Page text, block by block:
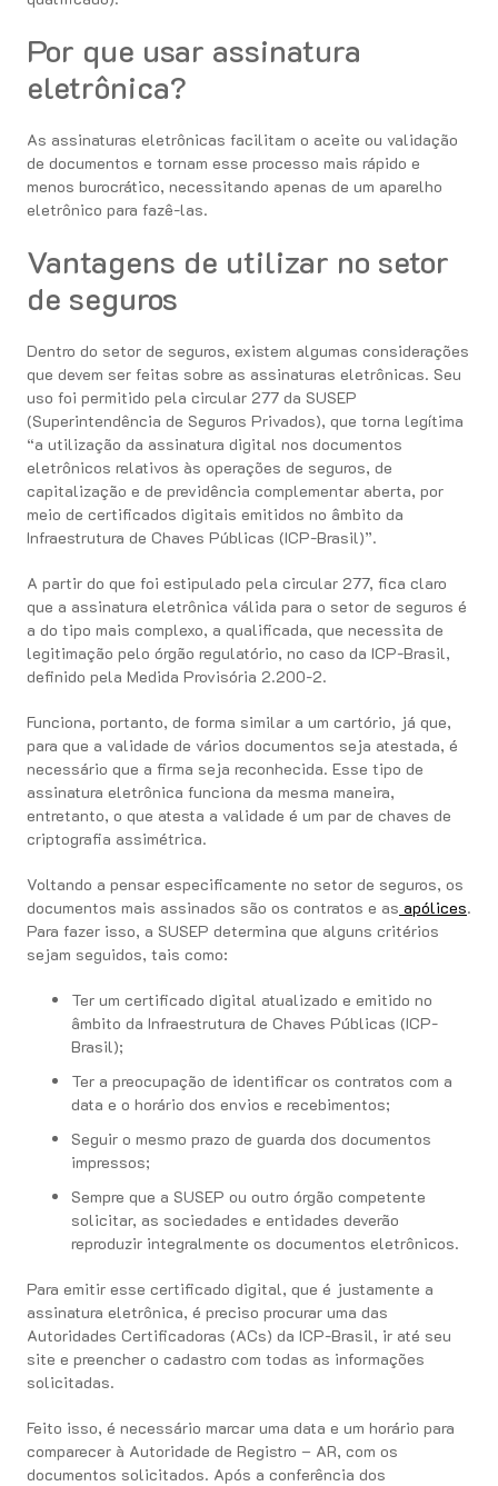
Por que usar assinatura
eletrônica?
As assinaturas eletrônicas facilitam o aceite ou validação
de documentos e tornam esse processo mais rápido e
menos burocrático, necessitando apenas de um aparelho
eletrônico para fazê-las.
Vantagens de utilizar no setor
de seguros
Dentro do setor de seguros, existem algumas considerações
que devem ser feitas sobre as assinaturas eletrônicas. Seu
uso foi permitido pela circular 277 da SUSEP
(Superintendência de Seguros Privados), que torna legítima
“a utilização da assinatura digital nos documentos
eletrônicos relativos às operações de seguros, de
capitalização e de previdência complementar aberta, por
meio de certificados digitais emitidos no âmbito da
Infraestrutura de Chaves Públicas (ICP-Brasil)”.
A partir do que foi estipulado pela circular 277, fica claro
que a assinatura eletrônica válida para o setor de seguros é
a do tipo mais complexo, a qualificada, que necessita de
legitimação pelo órgão regulatório, no caso da ICP-Brasil,
definido pela Medida Provisória 2.200-2.
Funciona, portanto, de forma similar a um cartório, já que,
para que a validade de vários documentos seja atestada, é
necessário que a firma seja reconhecida. Esse tipo de
assinatura eletrônica funciona da mesma maneira,
entretanto, o que atesta a validade é um par de chaves de
criptografia assimétrica.
Voltando a pensar especificamente no setor de seguros, os
documentos mais assinados são os contratos e as apólices.
Para fazer isso, a SUSEP determina que alguns critérios
sejam seguidos, tais como:
Ter um certificado digital atualizado e emitido no
âmbito da Infraestrutura de Chaves Públicas (ICP-
Brasil);
Ter a preocupação de identificar os contratos com a
data e o horário dos envios e recebimentos;
Seguir o mesmo prazo de guarda dos documentos
impressos;
Sempre que a SUSEP ou outro órgão competente
solicitar, as sociedades e entidades deverão
reproduzir integralmente os documentos eletrônicos.
Para emitir esse certificado digital, que é justamente a
assinatura eletrônica, é preciso procurar uma das
Autoridades Certificadoras (ACs) da ICP-Brasil, ir até seu
site e preencher o cadastro com todas as informações
solicitadas.
Feito isso, é necessário marcar uma data e um horário para
comparecer à Autoridade de Registro – AR, com os
documentos solicitados. Após a conferência dos